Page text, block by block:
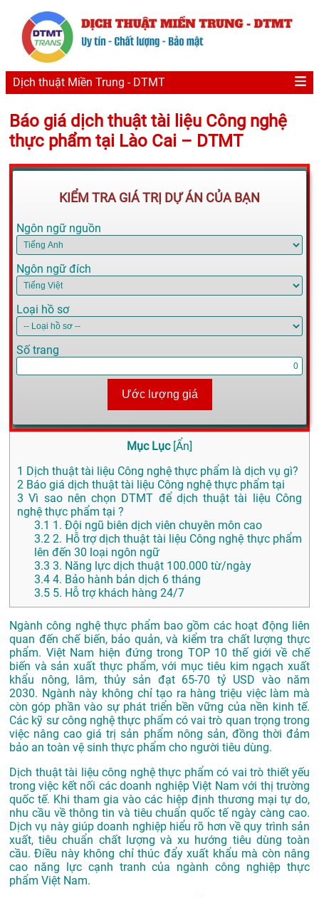
Dịch thuật Miền Trung - DTMT
Báo giá dịch thuật tài liệu Công nghệ
thực phẩm tại Lào Cai – DTMT
KIỂM TRA GIÁ TRỊ DỰ ÁN CỦA BẠN
Ngôn ngữ nguồn
Ngôn ngữ đích
Loại hồ sơ
Số trang
Ước lượng giá
Mục Lục [Ẩn]
1 Dịch thuật tài liệu Công nghệ thực phẩm là dịch vụ gì?
2 Báo giá dịch thuật tài liệu Công nghệ thực phẩm tại
3 Vì sao nên chọn DTMT để dịch thuật tài liệu Công
nghệ thực phẩm tại ?
3.1 1. Đội ngũ biên dịch viên chuyên môn cao
3.2 2. Hỗ trợ dịch thuật tài liệu Công nghệ thực phẩm
lên đến 30 loại ngôn ngữ
3.3 3. Năng lực dịch thuật 100.000 từ/ngày
3.4 4. Bảo hành bản dịch 6 tháng
3.5 5. Hỗ trợ khách hàng 24/7
Ngành công nghệ thực phẩm bao gồm các hoạt động liên
quan đến chế biến, bảo quản, và kiểm tra chất lượng thực
phẩm. Việt Nam hiện đứng trong TOP 10 thế giới về chế
biến và sản xuất thực phẩm, với mục tiêu kim ngạch xuất
khẩu nông, lâm, thủy sản đạt 65-70 tỷ USD vào năm
2030. Ngành này không chỉ tạo ra hàng triệu việc làm mà
còn góp phần vào sự phát triển bền vững của nền kinh tế.
Các kỹ sư công nghệ thực phẩm có vai trò quan trọng trong
việc nâng cao giá trị sản phẩm nông sản, đồng thời đảm
bảo an toàn vệ sinh thực phẩm cho người tiêu dùng.
Dịch thuật tài liệu công nghệ thực phẩm có vai trò thiết yếu
trong việc kết nối các doanh nghiệp Việt Nam với thị trường
quốc tế. Khi tham gia vào các hiệp định thương mại tự do,
nhu cầu về thông tin và tiêu chuẩn quốc tế ngày càng cao.
Dịch vụ này giúp doanh nghiệp hiểu rõ hơn về quy trình sản
xuất, tiêu chuẩn chất lượng và xu hướng tiêu dùng toàn
cầu. Điều này không chỉ thúc đẩy xuất khẩu mà còn nâng
cao năng lực cạnh tranh của ngành công nghiệp thực
phẩm Việt Nam.